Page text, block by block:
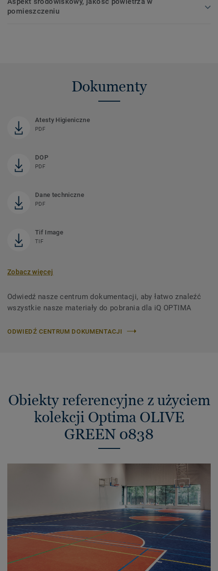
pomieszczeniu
Dokumenty
Atesty Higieniczne
PDF
DOP
PDF
Dane techniczne
PDF
Tif Image
TIF
Zobacz więcej
Odwiedź nasze centrum dokumentacji, aby łatwo znaleźć
wszystkie nasze materiały do ​​pobrania dla iQ OPTIMA
ODWIEDŹ CENTRUM DOKUMENTACJI
Obiekty referencyjne z użyciem
kolekcji Optima OLIVE
GREEN 0838